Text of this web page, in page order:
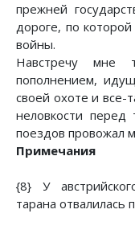
прежней
дороге, по которой
войны.
Навстречу мне
пополнением,
своей охоте и все-
неловкости
поездов провожал
Примечания
{8} У
тарана отвалилась